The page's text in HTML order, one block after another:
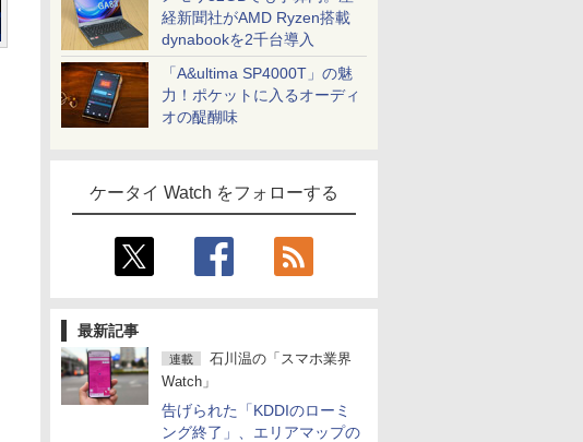
経新聞社がAMD Ryzen搭載
dynabookを2千台導入
「A&ultima SP4000T」の魅
力！ポケットに入るオーディ
オの醍醐味
ケータイ Watch をフォローする
最新記事
連載
石川温の「スマホ業界
Watch」
告げられた「KDDIのローミ
ング終了」、エリアマップの